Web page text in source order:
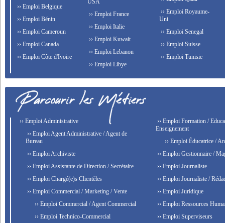
›› Emploi Belgique
›› Emploi Bénin
›› Emploi Cameroun
›› Emploi Canada
›› Emploi Côte d'Ivoire
USA
›› Emploi France
›› Emploi Italie
›› Emploi Kuwait
›› Emploi Lebanon
›› Emploi Libye
›› Emploi Royaume-
Uni
›› Emploi Senegal
›› Emploi Suisse
›› Emploi Tunisie
›› Emploi Administrative
›› Emploi Agent Administrative / Agent de
Bureau
›› Emploi Archiviste
›› Emploi Assistante de Direction / Secrétaire
›› Emploi Chargé(e)s Clientèles
›› Emploi Commercial / Marketing / Vente
›› Emploi Commercial / Agent Commercial
›› Emploi Technico-Commercial
›› Emploi Formation /
Enseignement
›› Emploi Éducatrice /
›› Emploi Gestionnaire /
›› Emploi Journaliste
›› Emploi Journaliste /
›› Emploi Juridique
›› Emploi Ressources
›› Emploi Superviseurs